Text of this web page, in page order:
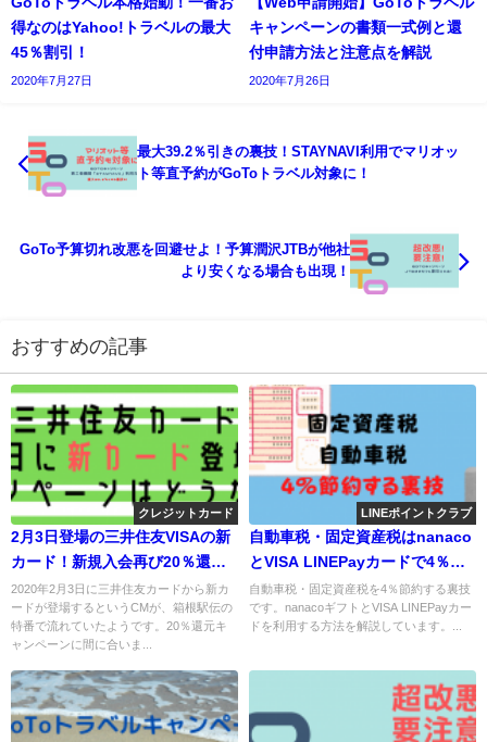
得なのはYahoo!トラベルの最大
45％割引！
2020年7月27日
キャンペーンの書類一式例と還
付申請方法と注意点を解説
2020年7月26日
最大39.2％引きの裏技！STAYNAVI利用でマリオッ
ト等直予約がGoToトラベル対象に！
GoTo予算切れ改悪を回避せよ！予算潤沢JTBが他社
より安くなる場合も出現！
おすすめの記事
クレジットカード
2月3日登場の三井住友VISAの新
カード！新規入会再び20％還元
キャンペーン！コンタクトレス
搭載、カード番号は裏面に。
2020年2月3日に三井住友カードから新カ
ードが登場するというCMが、箱根駅伝の
特番で流れていたようです。20％還元キ
ャンペーンに間に合いま...
LINEポイントクラブ
自動車税・固定資産税はnanaco
とVISA LINEPayカードで4％節
約する裏技！
自動車税・固定資産税を4％節約する裏技
です。nanacoギフトとVISA LINEPayカー
ドを利用する方法を解説しています。...